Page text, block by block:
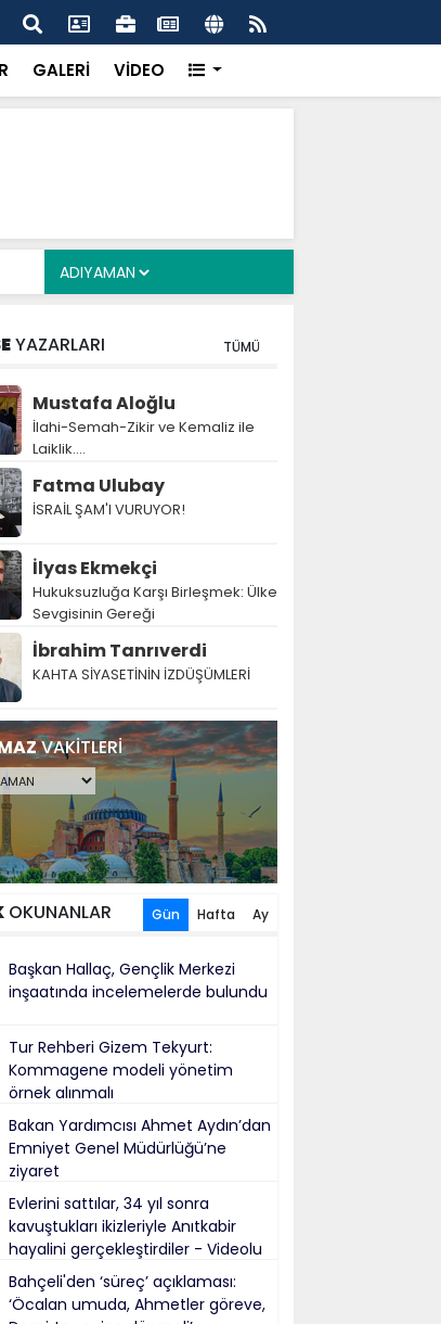
Enstitüsü raporu, Adıyaman'daki siyasi
kavramıyla açıklıyor’
GALERİ VİDEO
YAZARLARI TÜMÜ
Mustafa Aloğlu
İlahi-Semah-Zikir ve Kemaliz ile
Laiklik….
Fatma Ulubay
İSRAİL ŞAM'I VURUYOR!
İlyas Ekmekçi
Hukuksuzluğa Karşı Birleşmek: Ülke
Sevgisinin Gereği
İbrahim Tanrıverdi
KAHTA SİYASETİNİN İZDÜŞÜMLERİ
VAKİTLERİ
OKUNANLAR Gün Hafta Ay
Başkan Hallaç, Gençlik Merkezi
inşaatında incelemelerde bulundu
Tur Rehberi Gizem Tekyurt:
Kommagene modeli yönetim
örnek alınmalı
Bakan Yardımcısı Ahmet Aydın’dan
Emniyet Genel Müdürlüğü’ne
ziyaret
Evlerini sattılar, 34 yıl sonra
kavuştukları ikizleriyle Anıtkabir
hayalini gerçekleştirdiler - Videolu
Bahçeli'den ‘süreç’ açıklaması:
‘Öcalan umuda, Ahmetler göreve,